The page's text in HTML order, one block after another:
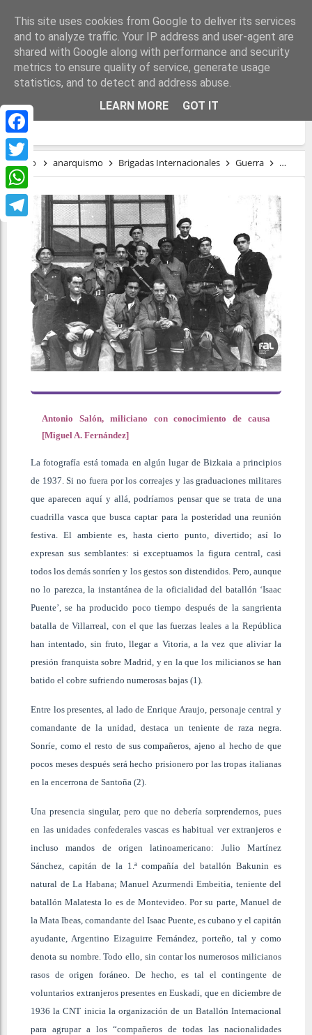
Facebook
Twitter
WhatsApp
Telegram
ANTONIO SALÓN, MILICIANO CON
CONOCIMIENTO DE CAUSA
Inicio anarquismo Brigadas Internacionales Guerra Milicias
Antonio Salón, miliciano con conocimiento de causa
[Miguel A. Fernández]
La fotografía está tomada en algún lugar de Bizkaia a principios
de 1937. Si no fuera por los correajes y las graduaciones militares
que aparecen aquí y allá, podríamos pensar que se trata de una
cuadrilla vasca que busca captar para la posteridad una reunión
festiva. El ambiente es, hasta cierto punto, divertido; así lo
expresan sus semblantes: si exceptuamos la figura central, casi
todos los demás sonríen y los gestos son distendidos. Pero, aunque
no lo parezca, la instantánea de la oficialidad del batallón ‘Isaac
Puente’, se ha producido poco tiempo después de la sangrienta
batalla de Villarreal, con el que las fuerzas leales a la República
han intentado, sin fruto, llegar a Vitoria, a la vez que aliviar la
presión franquista sobre Madrid, y en la que los milicianos se han
batido el cobre sufriendo numerosas bajas (1).
Entre los presentes, al lado de Enrique Araujo, personaje central y
comandante de la unidad, destaca un teniente de raza negra.
Sonríe, como el resto de sus compañeros, ajeno al hecho de que
pocos meses después será hecho prisionero por las tropas italianas
en la encerrona de Santoña (2).
Una presencia singular, pero que no debería sorprendernos, pues
en las unidades confederales vascas es habitual ver extranjeros e
incluso mandos de origen latinoamericano: Julio Martínez
Sánchez, capitán de la 1.ª compañía del batallón Bakunin es
natural de La Habana; Manuel Azurmendi Embeitia, teniente del
batallón Malatesta lo es de Montevideo. Por su parte, Manuel de
la Mata Ibeas, comandante del Isaac Puente, es cubano y el capitán
ayudante, Argentino Eizaguirre Fernández, porteño, tal y como
denota su nombre. Todo ello, sin contar los numerosos milicianos
rasos de origen foráneo. De hecho, es tal el contingente de
voluntarios extranjeros presentes en Euskadi, que en diciembre de
1936 la CNT inicia la organización de un Batallón Internacional
para agrupar a los “compañeros de todas las nacionalidades
This site uses cookies from Google to deliver its services
and to analyze traffic. Your IP address and user-agent are
shared with Google along with performance and security
metrics to ensure quality of service, generate usage
statistics, and to detect and address abuse.
LEARN MORE
GOT IT